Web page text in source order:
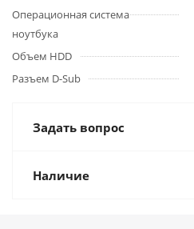
Операционная система
ноутбука
Объем HDD
Разъем D-Sub
Задать вопрос
Наличие